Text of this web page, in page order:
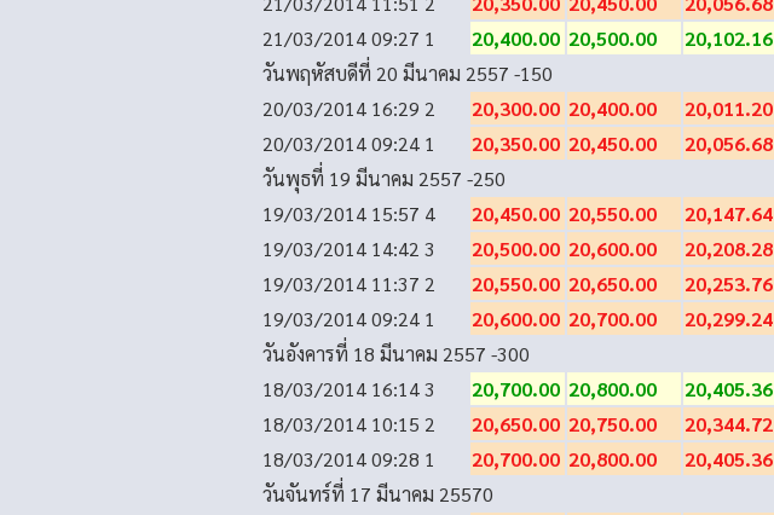
21/03/2014 09:27 1 20,400.00 20,500.00 20,102.16
วันพฤหัสบดีที่ 20 มีนาคม 2557 -150
20/03/2014 16:29 2 20,300.00 20,400.00 20,011.20
20/03/2014 09:24 1 20,350.00 20,450.00 20,056.68
วันพุธที่ 19 มีนาคม 2557 -250
19/03/2014 15:57 4 20,450.00 20,550.00 20,147.64
19/03/2014 14:42 3 20,500.00 20,600.00 20,208.28
19/03/2014 11:37 2 20,550.00 20,650.00 20,253.76
19/03/2014 09:24 1 20,600.00 20,700.00 20,299.24
วันอังคารที่ 18 มีนาคม 2557 -300
18/03/2014 16:143 20,700.00 20,800.00 20,405.36
18/03/2014 10:15 2 20,650.00 20,750.00 20,344.72
18/03/2014 09:28 1 20,700.00 20,800.00 20,405.36
วันจันทร์ที่ 17 มีนาคม 25570